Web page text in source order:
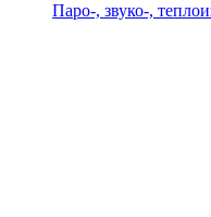
Паро-, звуко-,